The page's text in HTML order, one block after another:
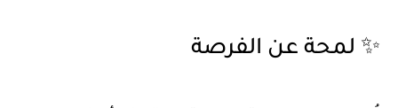
✨ لمحة عن الفرصة